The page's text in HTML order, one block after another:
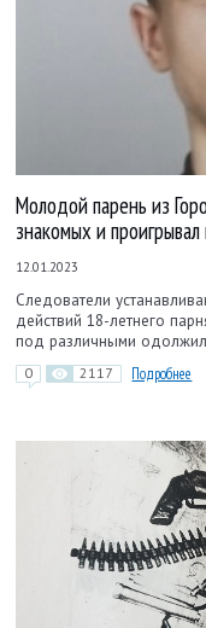
Молодой парень из
знакомых и
12.01.2023
Следователи
действий 18-летнего
под различными
0 2117 Подробнее